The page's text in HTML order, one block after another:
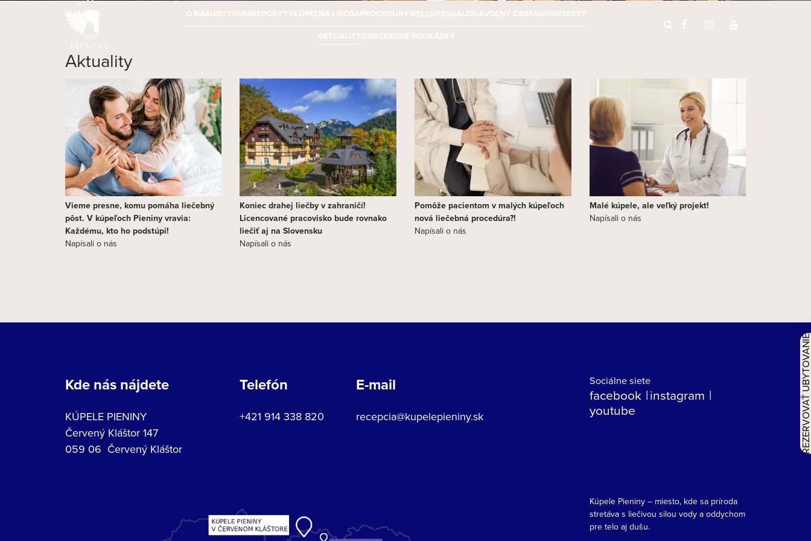
O NÁSUBYTOVANIEPOBYTYKÚPEĽNÁ LIEČBAPROCEDÚRYWELLNESSGALÉRIAVOĽNÝ ČASFAQKONTAKTY
AKTUALITYDARČEKOVÉ POUKÁŽKY
Aktuality
Vieme presne, komu pomáha liečebný
pôst. V kúpeľoch Pieniny vravia:
Každému, kto ho podstúpi!
Napísali o nás
Koniec drahej liečby v zahraničí!
Licencované pracovisko bude rovnako
liečiť aj na Slovensku
Napísali o nás
Pomôže pacientom v malých kúpeľoch
nová liečebná procedúra?!
Napísali o nás
Malé kúpele, ale veľký projekt!
Napísali o nás
Kde nás nájdete
KÚPELE PIENINY
Červený Kláštor 147
059 06 Červený Kláštor
Telefón
+421 914 338 820
E-mail
recepcia@kupelepieniny.sk
Sociálne siete
facebook instagram
youtube
Kúpele Pieniny – miesto, kde sa príroda
stretáva s liečivou silou vody a oddychom
pre telo aj dušu.